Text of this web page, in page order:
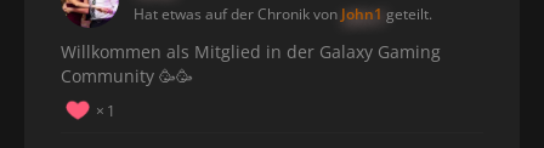
Hat etwas auf der Chronik von John1 geteilt.
Willkommen als Mitglied in der Galaxy Gaming
Community 🥳🥳
1